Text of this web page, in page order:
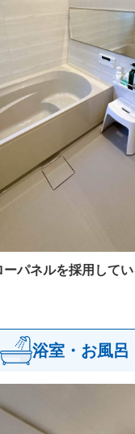
ーパネルを採用して
浴室・お風呂